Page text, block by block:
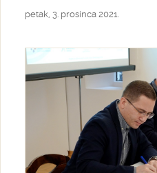
petak, 3. prosinca 2021.